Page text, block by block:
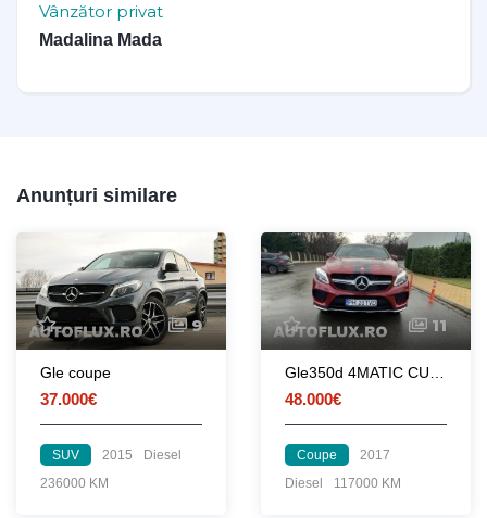
Vânzător privat
Madalina Mada
Anunțuri similare
9
Gle coupe
37.000€
SUV 2015
Diesel
236000 KM
11
48.000€
Coupe
2017
Diesel
117000 KM